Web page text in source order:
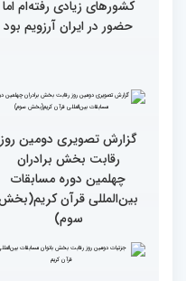
انس با قرآن است
مسلمان باید اولین اولویت
باشد
قاری آفریقایی: مسابقات
کشورهای زیادی رفته‌ام اما
حضور در ایران آرزویم بود